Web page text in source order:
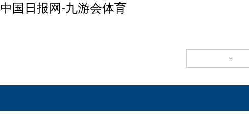
中国日报网-九游会体育